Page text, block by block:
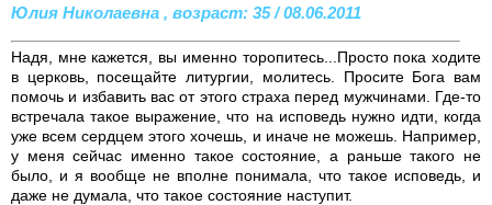
Юлия Николаевна , возраст: 35 / 08.06.2011
Надя, мне кажется, вы именно торопитесь...Просто пока ходите
в церковь, посещайте литургии, молитесь. Просите Бога вам
помочь и избавить вас от этого страха перед мужчинами. Где-то
встречала такое выражение, что на исповедь нужно идти, когда
уже всем сердцем этого хочешь, и иначе не можешь. Например,
у меня сейчас именно такое состояние, а раньше такого не
было, и я вообще не вполне понимала, что такое исповедь, и
даже не думала, что такое состояние наступит.